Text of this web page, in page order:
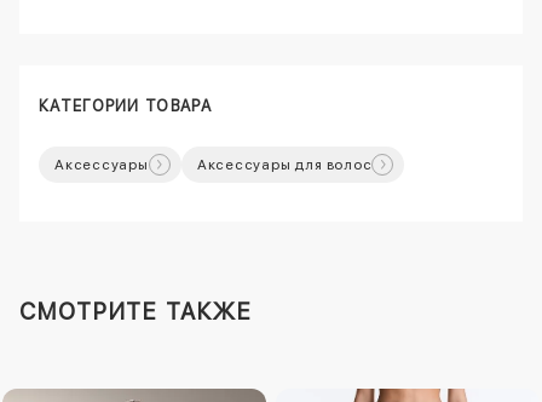
КАТЕГОРИИ ТОВАРА
Аксессуары Аксессуары для волос
СМОТРИТЕ ТАКЖЕ